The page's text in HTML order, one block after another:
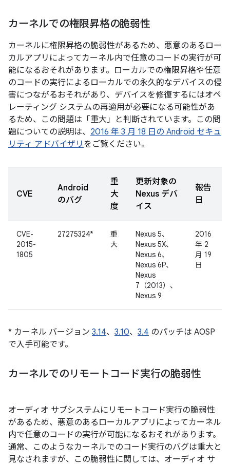
カーネルでの権限昇格の脆弱性
カーネルに権限昇格の脆弱性があるため、悪意のあるロー
カルアプリによってカーネル内で任意のコードの実行が可
能になるおそれがあります。ローカルでの権限昇格や任意
のコードの実行によるローカルでの永久的なデバイスの侵
害につながるおそれがあり、デバイスを修復するにはオペ
レーティング システムの再適用が必要になる可能性があ
るため、この問題は「重大」と判断されています。この問
題についての説明は、 2016 年 3 月 18 日の Android セキュ
リティ アドバイザリ をご覧ください。
CVE
Android
のバグ
重
大
度
更新対象の
Nexus デバ
イス
報告
日
CVE-
2015-
1805
27275324*
重
大
Nexus 5、
Nexus 5X、
Nexus 6、
Nexus 6P、
Nexus
7（2013）、
Nexus 9
2016
年 2
月 19
日
* カーネル バージョン 3.14、 3.10、 3.4 のパッチは AOSP
で入手可能です。
カーネルでのリモートコード実行の脆弱性
オーディオ サブシステムにリモートコード実行の脆弱性
があるため、悪意のあるローカルアプリによってカーネル
内で任意のコードの実行が可能になるおそれがあります。
通常、このようなカーネルでのコード実行のバグは重大と
見なされますが、この脆弱性に関しては、オーディオ サ